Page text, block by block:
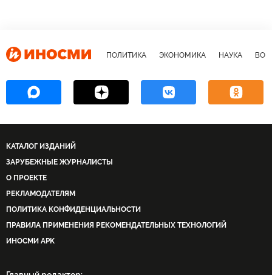
ПОЛИТИКА ЭКОНОМИКА НАУКА
КАТАЛОГ ИЗДАНИЙ
ЗАРУБЕЖНЫЕ ЖУРНАЛИСТЫ
О ПРОЕКТЕ
РЕКЛАМОДАТЕЛЯМ
ПОЛИТИКА КОНФИДЕНЦИАЛЬНОСТИ
ПРАВИЛА ПРИМЕНЕНИЯ РЕКОМЕНДАТЕЛЬНЫХ ТЕХНОЛОГИЙ
ИНОСМИ APK